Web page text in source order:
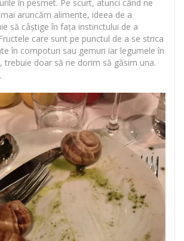
în pesmet. Pe scurt, atunci când ne
aruncăm alimente, ideea de a
să câștige în fața instinctului de a
care sunt pe punctul de a se strica
în compoturi sau gemuri iar legumele în
trebuie doar să ne dorim să găsim una.